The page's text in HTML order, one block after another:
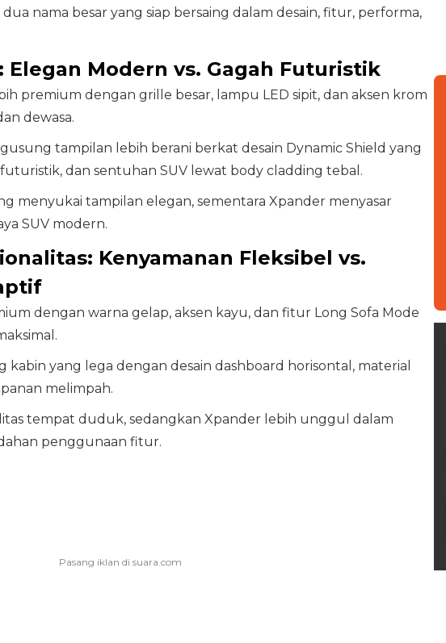
nama besar yang siap bersaing dalam desain, fitur, performa,
Elegan Modern vs. Gagah Futuristik
premium dengan grille besar, lampu LED sipit, dan aksen krom
dewasa.
tampilan lebih berani berkat desain Dynamic Shield yang
dan sentuhan SUV lewat body cladding tebal.
menyukai tampilan elegan, sementara Xpander menyasar
SUV modern.
Kenyamanan Fleksibel vs.
dengan warna gelap, aksen kayu, dan fitur Long Sofa Mode
yang lega dengan desain dashboard horisontal, material
melimpah.
tempat duduk, sedangkan Xpander lebih unggul dalam
penggunaan fitur.